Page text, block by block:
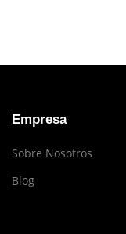
Empresa
Sobre Nosotros
Blog